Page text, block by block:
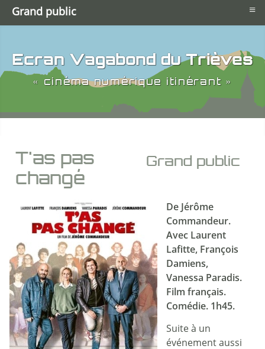
Ecran Vagabond du Trièves
« cinéma numérique itinérant »
Grand public
T'as pas
changé
De Jérôme
Commandeur.
Avec Laurent
Lafitte, François
Damiens,
Vanessa Paradis.
Film français.
Comédie. 1h45.
Suite à un
événement aussi
Grand public ≡